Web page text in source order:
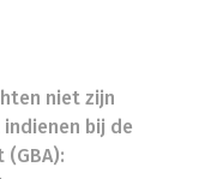
niet zijn
bij de